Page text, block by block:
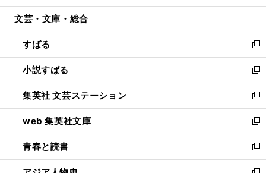
開
ウ
開
く
ン
ウ
で
開
く
ウ
ン
ド
ウ
で
開
く
文芸・文庫・総合
すばる
新
し
い
ウ
ィ
ン
ド
ウ
で
開
小説すばる
新
し
い
ウ
ィ
ン
ド
ウ
集英社 文芸ステーション
新
し
い
ウ
ィ
ン
web 集英社文庫
新
し
い
ウ
青春と読書
新
し